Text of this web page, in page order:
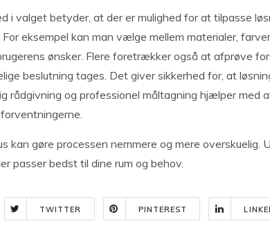
i valget betyder, at der er mulighed for at tilpasse
eksempel kan man vælge mellem materialer,
ønsker. Flere foretrækker også at afprøve
beslutning tages. Det giver sikkerhed for, at
rådgivning og professionel måltagning hjælper med
kan gøre processen nemmere og mere overskuelig.
passer bedst til dine rum og behov.
TWITTER PINTEREST